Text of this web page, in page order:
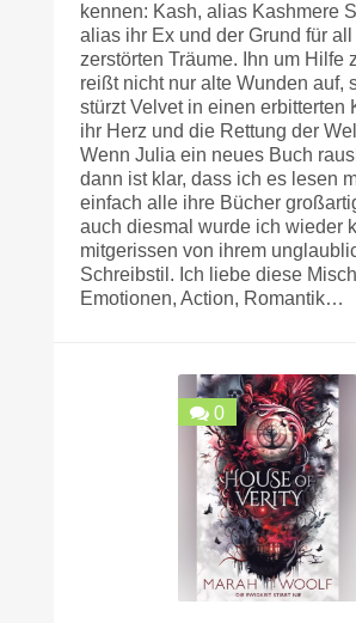
kennen: Kash, alias Kashmere
alias ihr Ex und der Grund für
zerstörten Träume. Ihn um Hilfe
reißt nicht nur alte Wunden auf,
stürzt Velvet in einen erbitterten
ihr Herz und die Rettung der
Wenn Julia ein neues Buch
dann ist klar, dass ich es lesen
einfach alle ihre Bücher
auch diesmal wurde ich wieder
mitgerissen von ihrem
Schreibstil. Ich liebe diese
Emotionen, Action, Romantik…
0